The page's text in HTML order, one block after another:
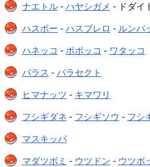
ナエトル- ハヤシガメ - ドダイ
ハスボー - ハスブレロ - ルンパ
ハネッコ - ポポッコ - ワタッコ
パラス - パラセクト
ヒマナッツ - キマワリ
フシギダネ - フシギソウ - フシ
マスキッパ
マダツボミ - ウツドン - ウツボ